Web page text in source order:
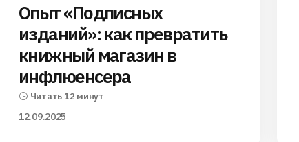
Опыт «Подписных
изданий»: как превратить
книжный магазин в
инфлюенсера
Читать 12 минут
12.09.2025